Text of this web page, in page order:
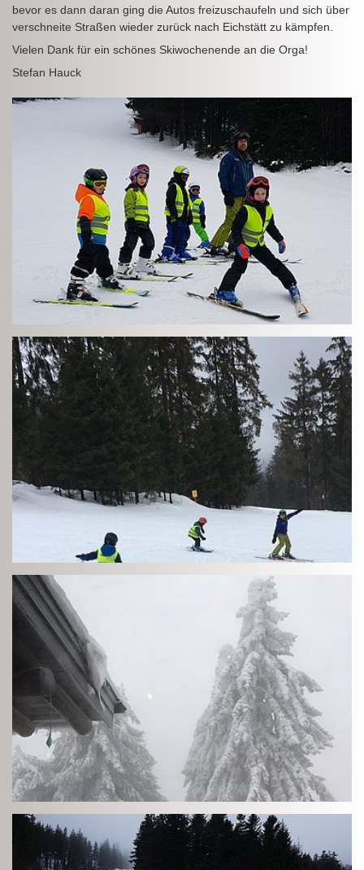
bevor es dann daran ging die Autos freizuschaufeln und sich über
verschneite Straßen wieder zurück nach Eichstätt zu kämpfen.
Vielen Dank für ein schönes Skiwochenende an die Orga!
Stefan Hauck